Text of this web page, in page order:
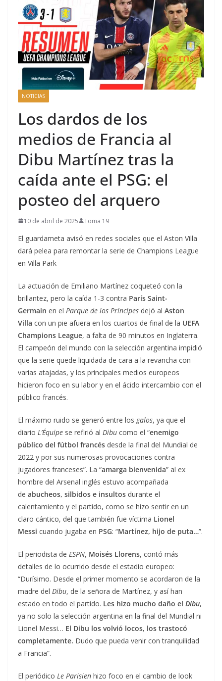
NOTICIAS
Los dardos de los
medios de Francia al
Dibu Martínez tras la
caída ante el PSG: el
posteo del arquero
10 de abril de 2025 Toma 19
El guardameta avisó en redes sociales que el Aston Villa
dará pelea para remontar la serie de Champions League
en Villa Park
La actuación de Emiliano Martínez coqueteó con la
brillantez, pero la caída 1-3 contra París Saint-
Germain en el Parque de los Príncipes dejó al Aston
Villa con un pie afuera en los cuartos de final de la UEFA
Champions League, a falta de 90 minutos en Inglaterra.
El campeón del mundo con la selección argentina impidió
que la serie quede liquidada de cara a la revancha con
varias atajadas, y los principales medios europeos
hicieron foco en su labor y en el ácido intercambio con el
público francés.
El máximo ruido se generó entre los galos, ya que el
diario L’Équipe se refirió al Dibu como el “enemigo
público del fútbol francés desde la final del Mundial de
2022 y por sus numerosas provocaciones contra
jugadores franceses”. La “amarga bienvenida” al ex
hombre del Arsenal inglés estuvo acompañada
de abucheos, silbidos e insultos durante el
calentamiento y el partido, como se hizo sentir en un
claro cántico, del que también fue víctima Lionel
Messi cuando jugaba en PSG: “Martínez, hijo de puta…”.
El periodista de ESPN, Moisés Llorens, contó más
detalles de lo ocurrido desde el estadio europeo:
“Durísimo. Desde el primer momento se acordaron de la
madre del Dibu, de la señora de Martínez, y así han
estado en todo el partido. Les hizo mucho daño el Dibu,
ya no solo la selección argentina en la final del Mundial ni
Lionel Messi… El Dibu los volvió locos, los trastocó
completamente. Dudo que pueda venir con tranquilidad
a Francia”.
El periódico Le Parisien hizo foco en el cambio de look